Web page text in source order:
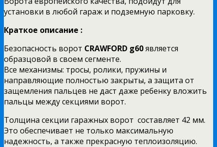
установки в любой гараж и подземную парковку.
Краткое описание :
Безопасность ворот CRAWFORD g60является
образцовой в своем сегменте.
Все механизмы: тросы, ролики, пружины и
направляющие полностью закрыты, а защита от
защемления пальцев не даст даже ребенку вложить
пальцы между секциями ворот.
Толщина секции гаражных ворот составляет 42 мм.
Это обеспечивает не только максимальную
надежность, а также прекрасную теплоизоляцию.